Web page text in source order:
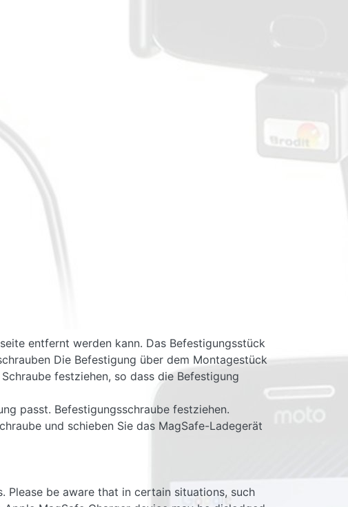
entfernt werden kann. Das Befestigungsstück
Die Befestigung über dem Montagestück
festziehen, so dass die Befestigung
passt. Befestigungsschraube festziehen.
und schieben Sie das MagSafe-Ladegerät
be aware that in certain situations, such